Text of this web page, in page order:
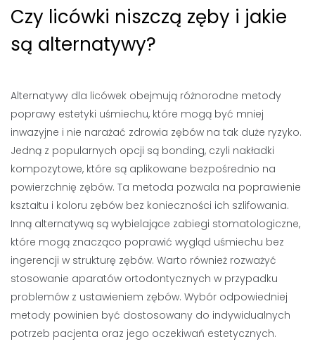
Czy licówki niszczą zęby i jakie
są alternatywy?
Alternatywy dla licówek obejmują różnorodne metody
poprawy estetyki uśmiechu, które mogą być mniej
inwazyjne i nie narażać zdrowia zębów na tak duże ryzyko.
Jedną z popularnych opcji są bonding, czyli nakładki
kompozytowe, które są aplikowane bezpośrednio na
powierzchnię zębów. Ta metoda pozwala na poprawienie
kształtu i koloru zębów bez konieczności ich szlifowania.
Inną alternatywą są wybielające zabiegi stomatologiczne,
które mogą znacząco poprawić wygląd uśmiechu bez
ingerencji w strukturę zębów. Warto również rozważyć
stosowanie aparatów ortodontycznych w przypadku
problemów z ustawieniem zębów. Wybór odpowiedniej
metody powinien być dostosowany do indywidualnych
potrzeb pacjenta oraz jego oczekiwań estetycznych.